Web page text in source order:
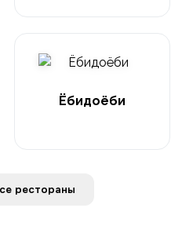
Ёбидоёби
Показать все рестораны